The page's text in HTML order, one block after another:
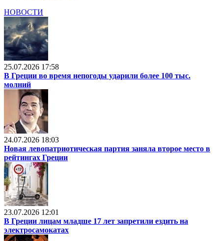
НОВОСТИ
25.07.2026 17:58
В Греции во время непогоды ударили более 100 тыс.
молний
24.07.2026 18:03
Новая левопатриотическая партия заняла второе место в
рейтингах Греции
23.07.2026 12:01
В Греции лицам младше 17 лет запретили ездить на
электросамокатах